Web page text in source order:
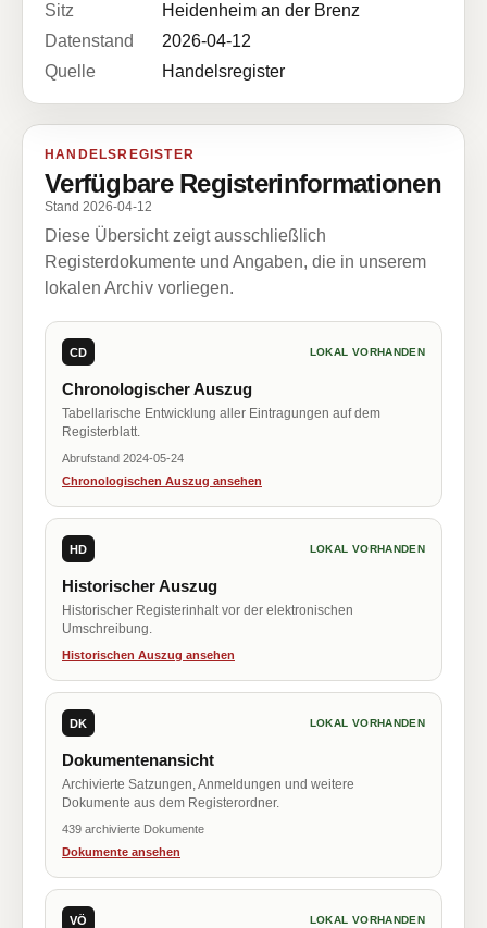
Sitz
Heidenheim an der Brenz
Datenstand
2026-04-12
Quelle
Handelsregister
HANDELSREGISTER
Verfügbare Registerinformationen
Stand 2026-04-12
Diese Übersicht zeigt ausschließlich
Registerdokumente und Angaben, die in unserem
lokalen Archiv vorliegen.
CD LOKAL VORHANDEN
Chronologischer Auszug
Tabellarische Entwicklung aller Eintragungen auf dem
Registerblatt.
Abrufstand 2024-05-24
Chronologischen Auszug ansehen
HD LOKAL VORHANDEN
Historischer Auszug
Historischer Registerinhalt vor der elektronischen
Umschreibung.
Historischen Auszug ansehen
DK LOKAL VORHANDEN
Dokumentenansicht
Archivierte Satzungen, Anmeldungen und weitere
Dokumente aus dem Registerordner.
439 archivierte Dokumente
Dokumente ansehen
VÖ LOKAL VORHANDEN